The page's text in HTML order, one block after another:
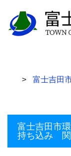
富士吉田
富士吉田市
持ち込み 関